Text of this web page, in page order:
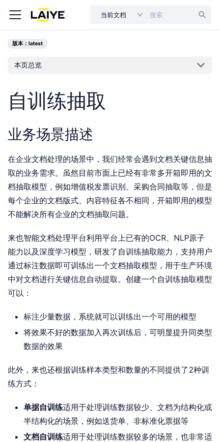
当前文档
版本：latest
本页总览
自训练抽取
业务场景描述
在企业文档处理的场景中，我们经常会遇到文档关键信息抽
取的业务需求。虽然目前市面上已经有非常多开箱即用的文
档抽取模型，例如增值税发票识别、采购合同抽取等，但是
每个企业的文档版式、内容特征各不相同，开箱即用的模型
不能解决所有企业的文档抽取问题。
来也智能文档处理平台利用平台上已有的OCR、NLP原子
能力以及深度学习模型，研发了自训练抽取能力，支持用户
通过标注数据即可训练出一个文档抽取模型，用于生产环境
中对文档进行关键信息自动提取。创建一个自训练抽取模型
可以：
标注少量数据，系统就可以训练出一个可用的模型
将效果不好的数据加入再次训练后，可明显提升同类型
数据的效果
此外，来也还根据训练样本类型和数量的不同提供了2种训
练方式：
单据自训练适用于处理训练数据较少、文档为结构化或
半结构化的场景，例如送货单、非标准化票据等
文档自训练适用于处理训练数据较多的场景，也非常适